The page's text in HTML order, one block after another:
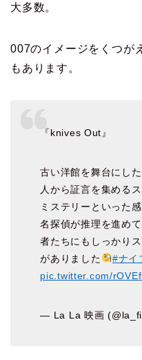
大多数。
007のイメージをくつが
もあります。
『knives Out』
古い洋館を舞台にし
人から証言を集める
ミステリーといった
名探偵が推理を進め
者たちにもしっかり
がありました
#ナイ
pic.twitter.com/
— La La 映画